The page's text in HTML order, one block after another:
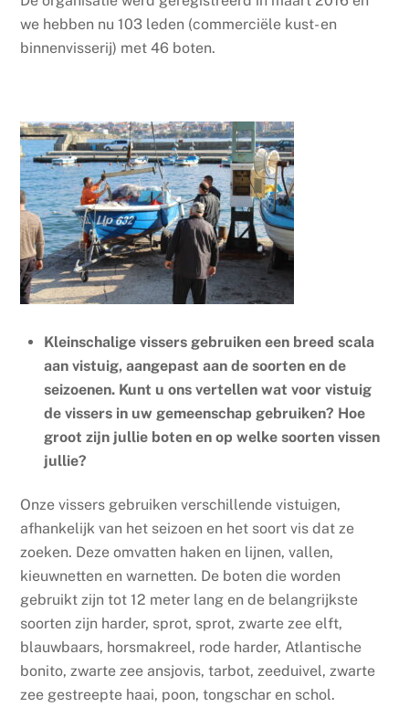
we hebben nu 103 leden (commerciële kust- en
binnenvisserij) met 46 boten.
Kleinschalige vissers gebruiken een breed scala
aan vistuig, aangepast aan de soorten en de
seizoenen. Kunt u ons vertellen wat voor vistuig
de vissers in uw gemeenschap gebruiken? Hoe
groot zijn jullie boten en op welke soorten vissen
jullie?
Onze vissers gebruiken verschillende vistuigen,
afhankelijk van het seizoen en het soort vis dat ze
zoeken. Deze omvatten haken en lijnen, vallen,
kieuwnetten en warnetten. De boten die worden
gebruikt zijn tot 12 meter lang en de belangrijkste
soorten zijn harder, sprot, sprot, zwarte zee elft,
blauwbaars, horsmakreel, rode harder, Atlantische
bonito, zwarte zee ansjovis, tarbot, zeeduivel, zwarte
zee gestreepte haai, poon, tongschar en schol.